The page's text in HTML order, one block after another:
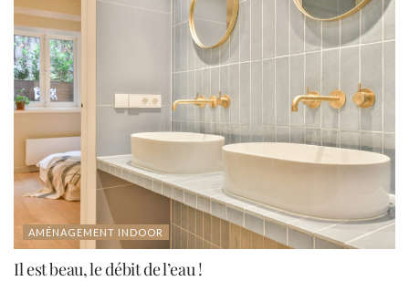
AMÉNAGEMENT INDOOR
Il est beau, le débit de l’eau !